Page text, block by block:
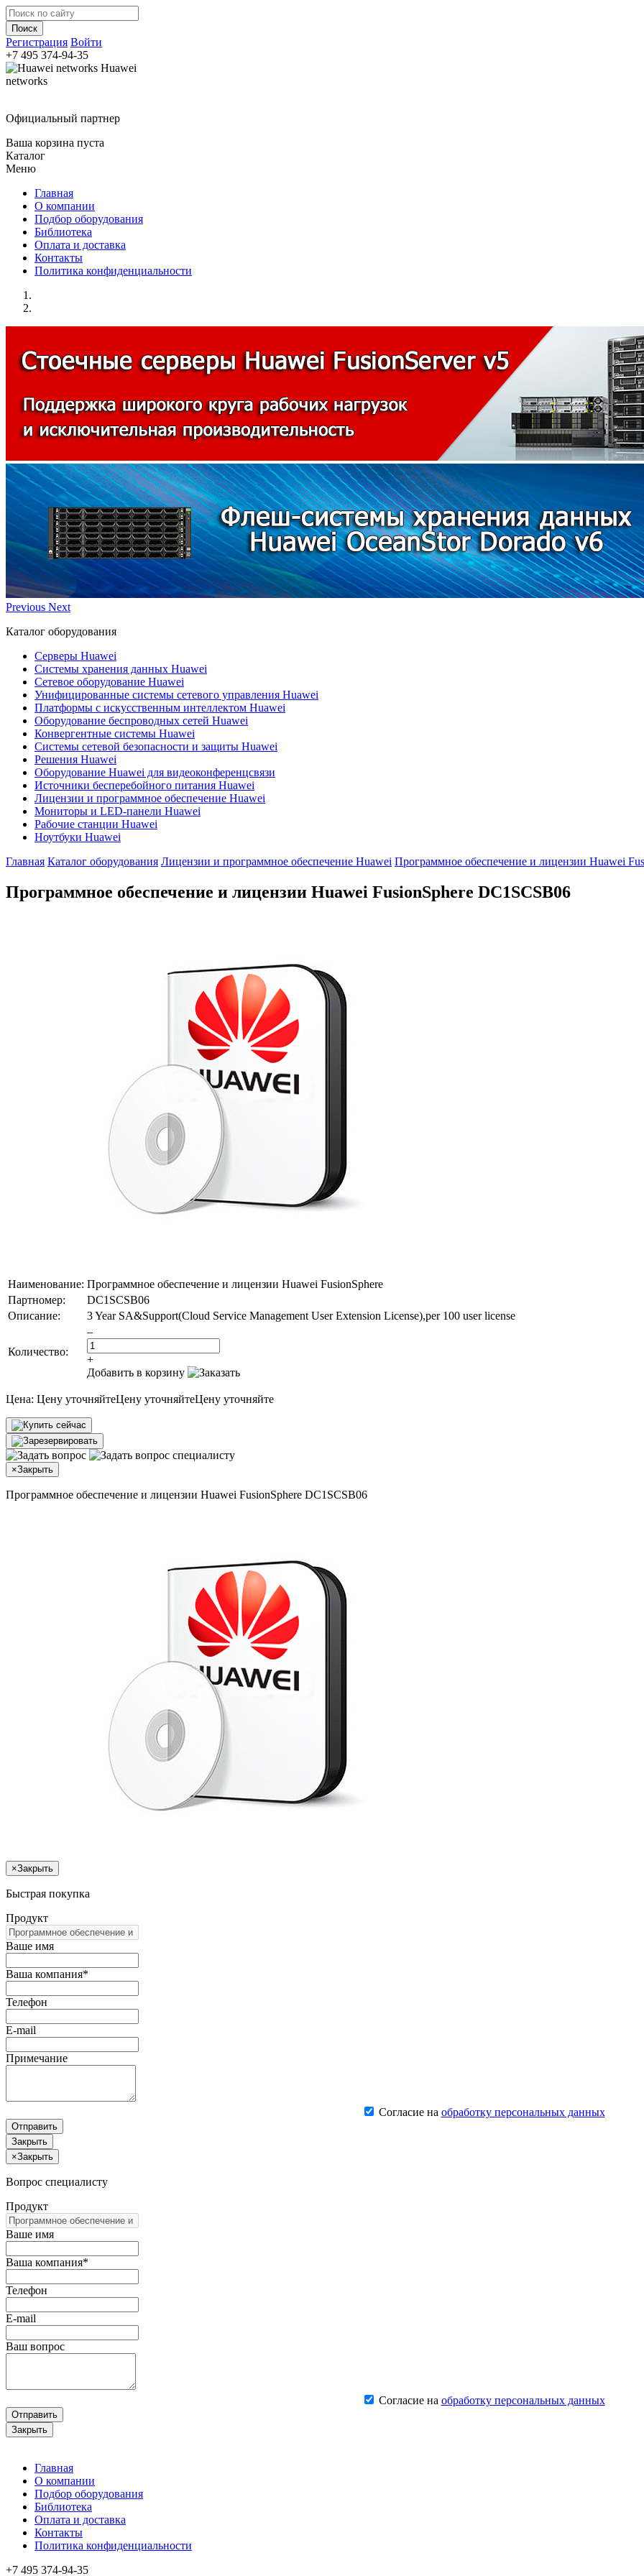
Регистрация Войти
+7 495 374-94-35
Huawei
networks
Официальный партнер
Ваша корзина пуста
Каталог
Меню
Главная
О компании
Подбор оборудования
Библиотека
Оплата и доставка
Контакты
Политика конфиденциальности
Previous Next
Каталог оборудования
Серверы Huawei
Системы хранения данных Huawei
Сетевое оборудование Huawei
Унифицированные системы сетевого управления Huawei
Платформы с искусственным интеллектом Huawei
Оборудование беспроводных сетей Huawei
Конвергентные системы Huawei
Системы сетевой безопасности и защиты Huawei
Решения Huawei
Оборудование Huawei для видеоконференцсвязи
Источники бесперебойного питания Huawei
Лицензии и программное обеспечение Huawei
Мониторы и LED-панели Huawei
Рабочие станции Huawei
Ноутбуки Huawei
Главная Каталог оборудования Лицензии и программное обеспечение Huawei Программное обеспечение и лицензии Huawei
Программное обеспечение и лицензии Huawei FusionSphere DC1SCSB06
Наименование: Программное обеспечение и лицензии Huawei FusionSphere
Партномер:
DC1SCSB06
Описание:
3 Year SA&Support(Cloud Service Management User Extension License),per 100 user license
Количество:
–
+
Добавить в корзину
Цена: Цену уточняйтеЦену уточняйтеЦену уточняйте
×Закрыть
Программное обеспечение и лицензии Huawei FusionSphere DC1SCSB06
×Закрыть
Быстрая покупка
Продукт
Ваше имя
Ваша компания*
Телефон
E-mail
Примечание
Согласие на обработку персональных данных
Отправить
Закрыть
×Закрыть
Вопрос специалисту
Продукт
Ваше имя
Ваша компания*
Телефон
E-mail
Ваш вопрос
Согласие на обработку персональных данных
Отправить
Закрыть
Главная
О компании
Подбор оборудования
Библиотека
Оплата и доставка
Контакты
Политика конфиденциальности
+7 495 374-94-35